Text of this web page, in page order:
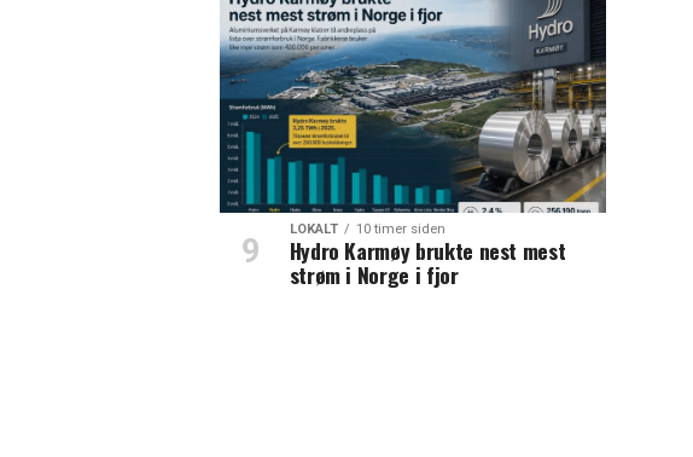
LOKALT 10 timer siden
Hydro Karmøy brukte nest mest
strøm i Norge i fjor